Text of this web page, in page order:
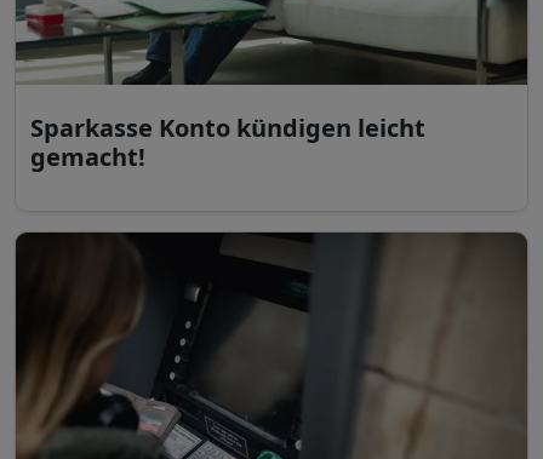
Sparkasse Konto kündigen leicht
gemacht!